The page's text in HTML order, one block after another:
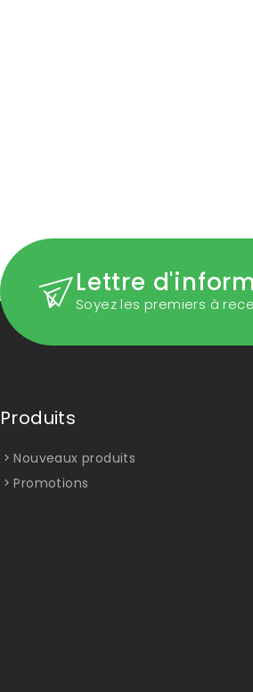
Lettre
Soyez les premiers à
Produits
Nouveaux produits
Promotions